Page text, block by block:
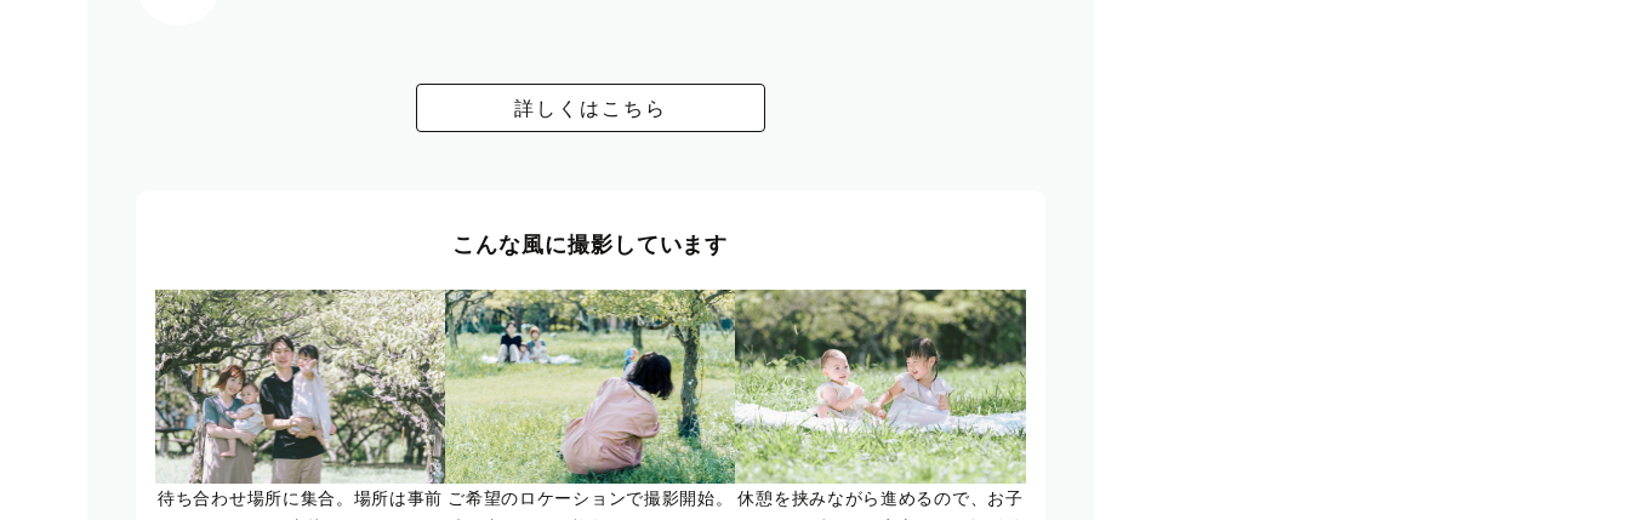
詳しくはこちら
こんな風に撮影しています
待ち合わせ場所に集合。場所は事前 ご希望のロケーションで撮影開始。
休憩を挟みながら進めるので、お子